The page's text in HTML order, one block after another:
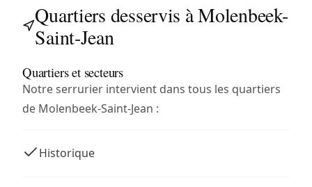
Quartiers desservis à Molenbeek-
Saint-Jean
Quartiers et secteurs
Notre serrurier intervient dans tous les quartiers
de Molenbeek-Saint-Jean :
Historique